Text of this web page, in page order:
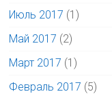
Июль 2017 (1)
Май 2017 (2)
Март 2017 (1)
Февраль 2017 (5)